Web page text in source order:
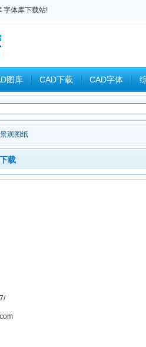
字体库下载站!
图库 CAD下载 CAD字体
CAXA教程 中望CAD Catia教
景观图纸
载